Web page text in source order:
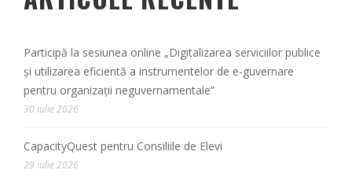
Participă la sesiunea online „Digitalizarea serviciilor publice
și utilizarea eficientă a instrumentelor de e-guvernare
pentru organizații neguvernamentale”
30 iulie 2026
CapacityQuest pentru Consiliile de Elevi
29 iulie 2026